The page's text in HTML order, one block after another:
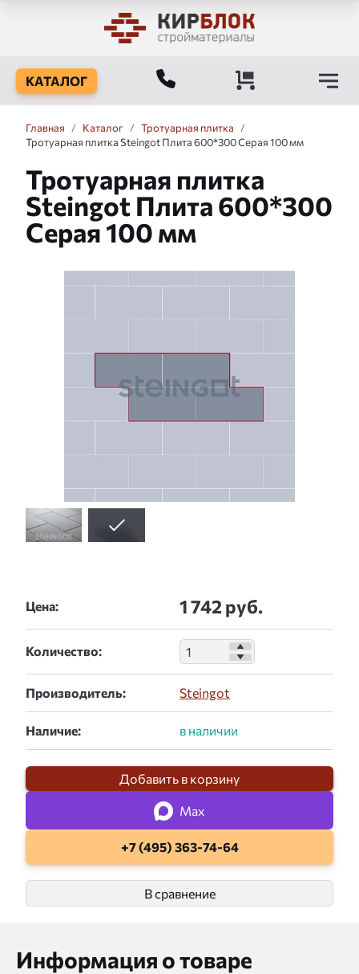
КАТАЛОГ
Главная / Каталог / Тротуарная плитка
/
Тротуарная плитка Steingot Плита 600*300 Серая 100 мм
Тротуарная плитка
Steingot Плита 600*300
Серая 100 мм
Цена: 1 742 руб.
Количество:
Производитель: Steingot
Наличие:
Добавить в корзину
Max
+7 (495) 363-74-64
В сравнение
Информация о товаре